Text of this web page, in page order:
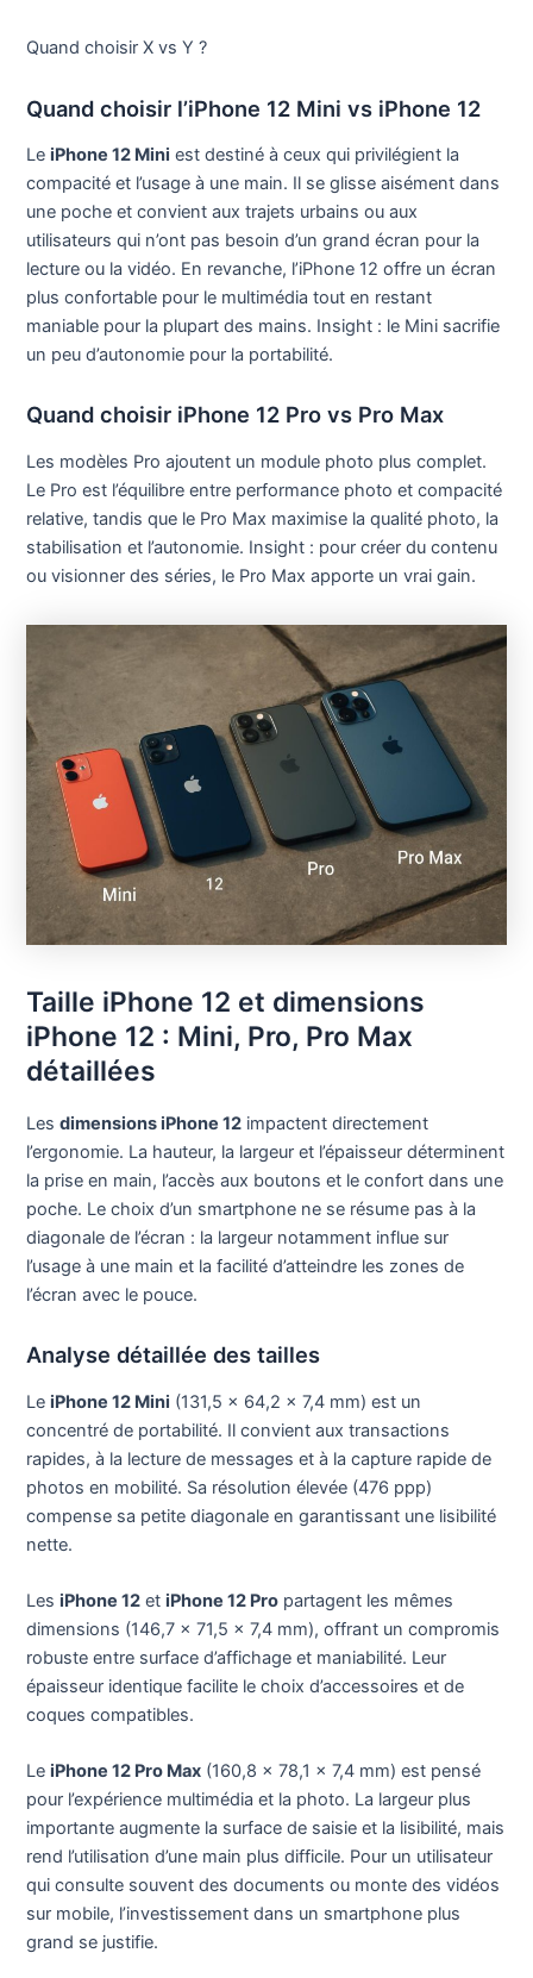
Quand choisir X vs Y ?
Quand choisir l’iPhone 12 Mini vs iPhone 12
LeiPhone 12 Mini est destiné à ceux qui privilégient la
compacité et l’usage à une main. Il se glisse aisément dans
une poche et convient aux trajets urbains ou aux
utilisateurs qui n’ont pas besoin d’un grand écran pour la
lecture ou la vidéo. En revanche, l’iPhone 12 offre un écran
plus confortable pour le multimédia tout en restant
maniable pour la plupart des mains. Insight : le Mini sacrifie
un peu d’autonomie pour la portabilité.
Quand choisir iPhone 12 Pro vs Pro Max
Les modèles Pro ajoutent un module photo plus complet.
Le Pro est l’équilibre entre performance photo et compacité
relative, tandis que le Pro Max maximise la qualité photo, la
stabilisation et l’autonomie. Insight : pour créer du contenu
ou visionner des séries, le Pro Max apporte un vrai gain.
Taille iPhone 12 et dimensions
iPhone 12 : Mini, Pro, Pro Max
détaillées
Lesdimensions iPhone 12 impactent directement
l’ergonomie. La hauteur, la largeur et l’épaisseur déterminent
la prise en main, l’accès aux boutons et le confort dans une
poche. Le choix d’un smartphone ne se résume pas à la
diagonale de l’écran : la largeur notamment influe sur
l’usage à une main et la facilité d’atteindre les zones de
l’écran avec le pouce.
Analyse détaillée des tailles
LeiPhone 12 Mini (131,5 x 64,2 x 7,4 mm) est un
concentré de portabilité. Il convient aux transactions
rapides, à la lecture de messages et à la capture rapide de
photos en mobilité. Sa résolution élevée (476 ppp)
compense sa petite diagonale en garantissant une lisibilité
nette.
LesiPhone 12 etiPhone 12 Pro partagent les mêmes
dimensions (146,7 x 71,5 x 7,4 mm), offrant un compromis
robuste entre surface d’affichage et maniabilité. Leur
épaisseur identique facilite le choix d’accessoires et de
coques compatibles.
LeiPhone 12 Pro Max (160,8 x 78,1 x 7,4 mm) est pensé
pour l’expérience multimédia et la photo. La largeur plus
importante augmente la surface de saisie et la lisibilité, mais
rend l’utilisation d’une main plus difficile. Pour un utilisateur
qui consulte souvent des documents ou monte des vidéos
sur mobile, l’investissement dans un smartphone plus
grand se justifie.